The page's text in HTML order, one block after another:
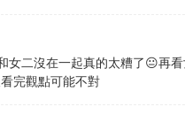
女二沒在一起真的太糟了😐再
完觀點可能不對